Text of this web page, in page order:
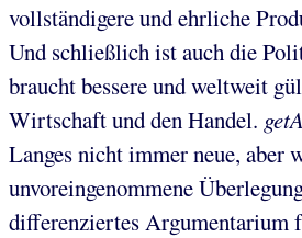
vollständigere und ehrliche
Und schließlich ist auch die
braucht bessere und weltweit
Wirtschaft und den Handel.
Langes nicht immer neue, aber
unvoreingenommene
differenziertes Argumentarium